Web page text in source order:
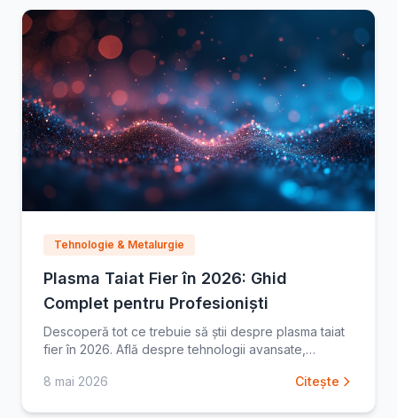
Tehnologie & Metalurgie
Plasma Taiat Fier în 2026: Ghid
Complet pentru Profesioniști
Descoperă tot ce trebuie să știi despre plasma taiat
fier în 2026. Află despre tehnologii avansate,
8 mai 2026
Citește